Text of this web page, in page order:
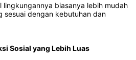
lingkungannya biasanya lebih mudah
sesuai dengan kebutuhan dan
Sosial yang Lebih Luas